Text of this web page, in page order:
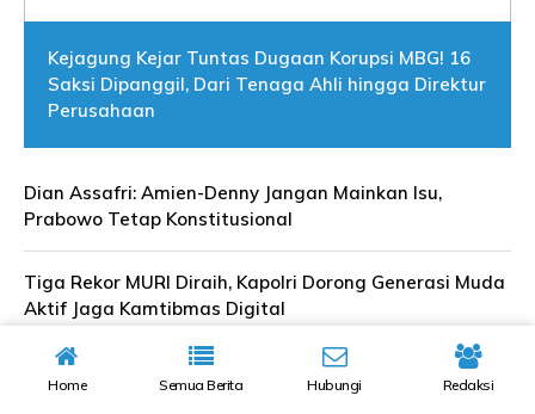
Kejagung Kejar Tuntas Dugaan Korupsi MBG! 16
Saksi Dipanggil, Dari Tenaga Ahli hingga Direktur
Perusahaan
Dian Assafri: Amien-Denny Jangan Mainkan Isu,
Prabowo Tetap Konstitusional
Tiga Rekor MURI Diraih, Kapolri Dorong Generasi Muda
Aktif Jaga Kamtibmas Digital
Rudy Susmanto Siapkan Tour de Malasari Seri Ketiga,
Pariwisata Malasari Digenjot
Home Semua Berita Hubungi Redaksi